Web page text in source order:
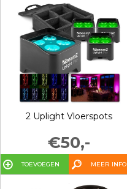
2 Uplight Vloerspots
€50,-
TOEVOEGEN MEER INFO